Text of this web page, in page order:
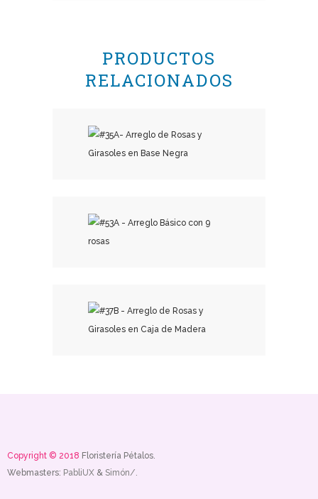
PRODUCTOS
RELACIONADOS
Copyright © 2018 Floristería Pétalos.
Webmasters: PabliUX & Simón/.